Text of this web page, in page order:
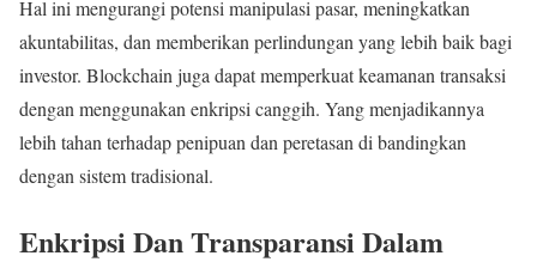
Hal ini mengurangi potensi manipulasi pasar, meningkatkan
akuntabilitas, dan memberikan perlindungan yang lebih baik bagi
investor. Blockchain juga dapat memperkuat keamanan transaksi
dengan menggunakan enkripsi canggih. Yang menjadikannya
lebih tahan terhadap penipuan dan peretasan di bandingkan
dengan sistem tradisional.
Enkripsi Dan Transparansi Dalam